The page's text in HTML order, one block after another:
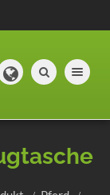
Toggle